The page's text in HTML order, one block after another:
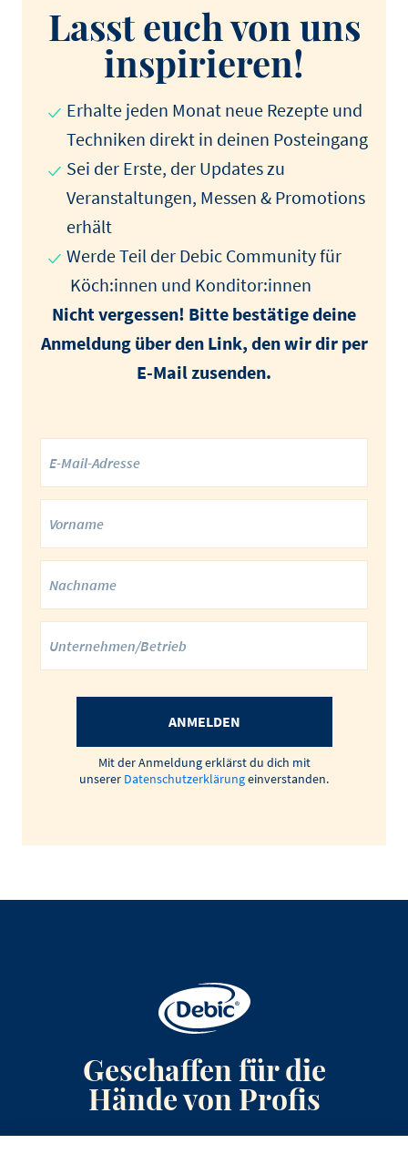
Lasst euch von uns
inspirieren!
Erhalte jeden Monat neue Rezepte und
Techniken direkt in deinen Posteingang
Sei der Erste, der Updates zu
Veranstaltungen, Messen & Promotions
erhält
Werde Teil der Debic Community für
Köch:innen und Konditor:innen
Nicht vergessen! Bitte bestätige deine
Anmeldung über den Link, den wir dir per
E-Mail zusenden.
ANMELDEN
Mit der Anmeldung erklärst du dich mit
unserer Datenschutzerklärungeinverstanden.
Geschaffen für die
Hände von Profis